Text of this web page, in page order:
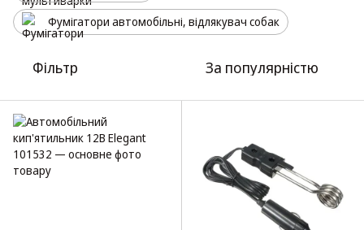
Фумігатори автомобільні, відлякувач собак
Фільтр За популярністю